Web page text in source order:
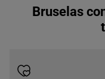
Bruselas